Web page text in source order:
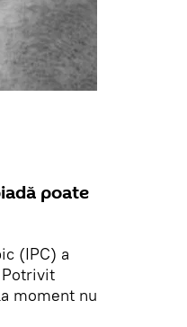
poate
(IPC) a
Potrivit
moment nu